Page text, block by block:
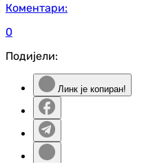
Коментари:
0
Подијели:
Линк је копиран!